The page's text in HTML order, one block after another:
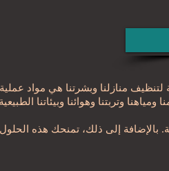
منازلنا وبشرتنا هي مواد
وتربتنا وهوائنا وبيئاتنا الطبيعية
بالإضافة إلى ذلك، تمنحك هذه